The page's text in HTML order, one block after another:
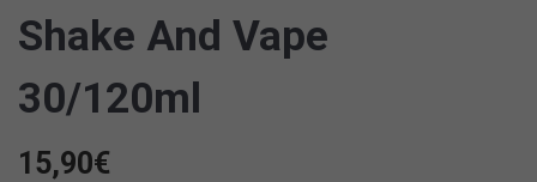
Shake And Vape
30/120ml
15,90€